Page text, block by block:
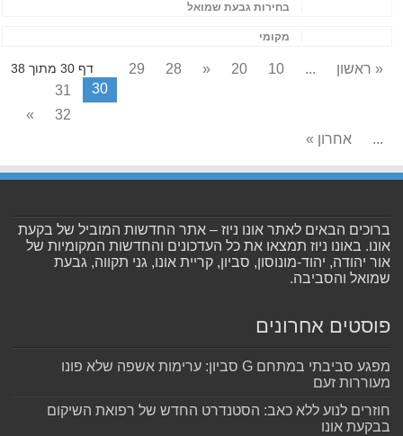
בחירות גבעת שמואל
מקומי
דף 30 מתוך 38 « ראשון ...
10
20
«
28
29
30
31
32
»
...
אחרון »
ברוכים הבאים לאתר אונו ניוז – אתר החדשות המוביל של בקעת
אונו. באונו ניוז תמצאו את כל העדכונים והחדשות המקומיות של
אור יהודה, יהוד-מונוסון, סביון, קריית אונו, גני תקווה, גבעת
שמואל והסביבה.
פוסטים אחרונים
מפגע סביבתי במתחם G סביון: ערימות אשפה שלא פונו
מעוררות זעם
חוזרים לנוע ללא כאב: הסטנדרט החדש של רפואת השיקום
בבקעת אונו